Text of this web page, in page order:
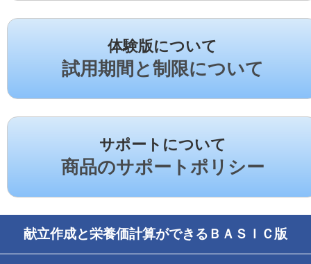
体験版について
試用期間と制限について
サポートについて
商品のサポートポリシー
献立作成と栄養価計算ができるＢＡＳＩＣ版